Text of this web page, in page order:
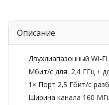
Описание
Двухдиапазонный Wi-
Мбит/с для 2,4 ГГц +
1× Порт 2,5 Гбит/с
Ширина канала 160